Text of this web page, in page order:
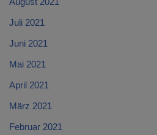
Juli 2021
Juni 2021
Mai 2021
April 2021
März 2021
Februar 2021